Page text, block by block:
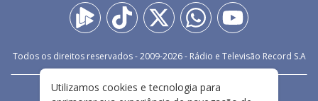
Todos os direitos reservados - 2009-2026- Rádio e Televisão Record S.A
FALE CONOSCO PRIVACIDADE
Utilizamos cookies e tecnologia para